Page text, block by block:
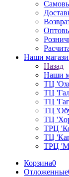
Наши
Назад
Наши
ТЦ
ТЦ
ТЦ
ТЦ
ТЦ
ТРЦ
ТЦ
ТРЦ
Корзина0
Отложенные